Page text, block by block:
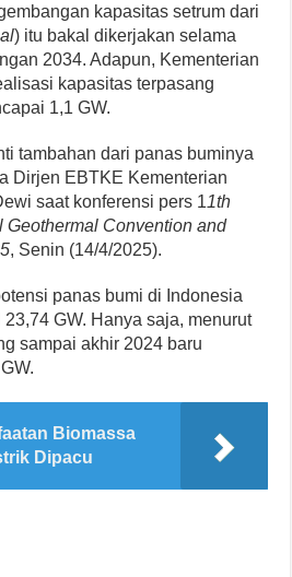
kapasitas setrum dari
) itu bakal dikerjakan selama
2034. Adapun, Kementerian
kapasitas terpasang
1,1 GW.
tambahan dari panas buminya
Dirjen EBTKE Kementerian
saat konferensi pers 11th
Geothermal Convention and
, Senin (14/4/2025).
panas bumi di Indonesia
GW. Hanya saja, menurut
sampai akhir 2024 baru
Biomassa
Dipacu